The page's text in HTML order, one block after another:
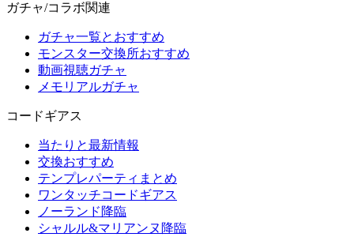
ガチャ/コラボ関連
ガチャ一覧とおすすめ
モンスター交換所おすすめ
動画視聴ガチャ
メモリアルガチャ
コードギアス
当たりと最新情報
交換おすすめ
テンプレパーティまとめ
ワンタッチコードギアス
ノーランド降臨
シャルル&マリアンヌ降臨